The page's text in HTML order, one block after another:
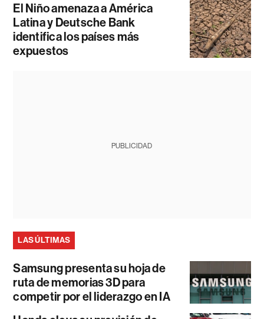
El Niño amenaza a América
Latina y Deutsche Bank
identifica los países más
expuestos
PUBLICIDAD
LAS ÚLTIMAS
Samsung presenta su hoja de
ruta de memorias 3D para
competir por el liderazgo en IA